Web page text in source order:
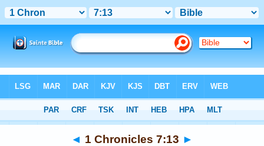
> 1 Chronicles 7:13
◄ 1 Chronicles 7:13 ►